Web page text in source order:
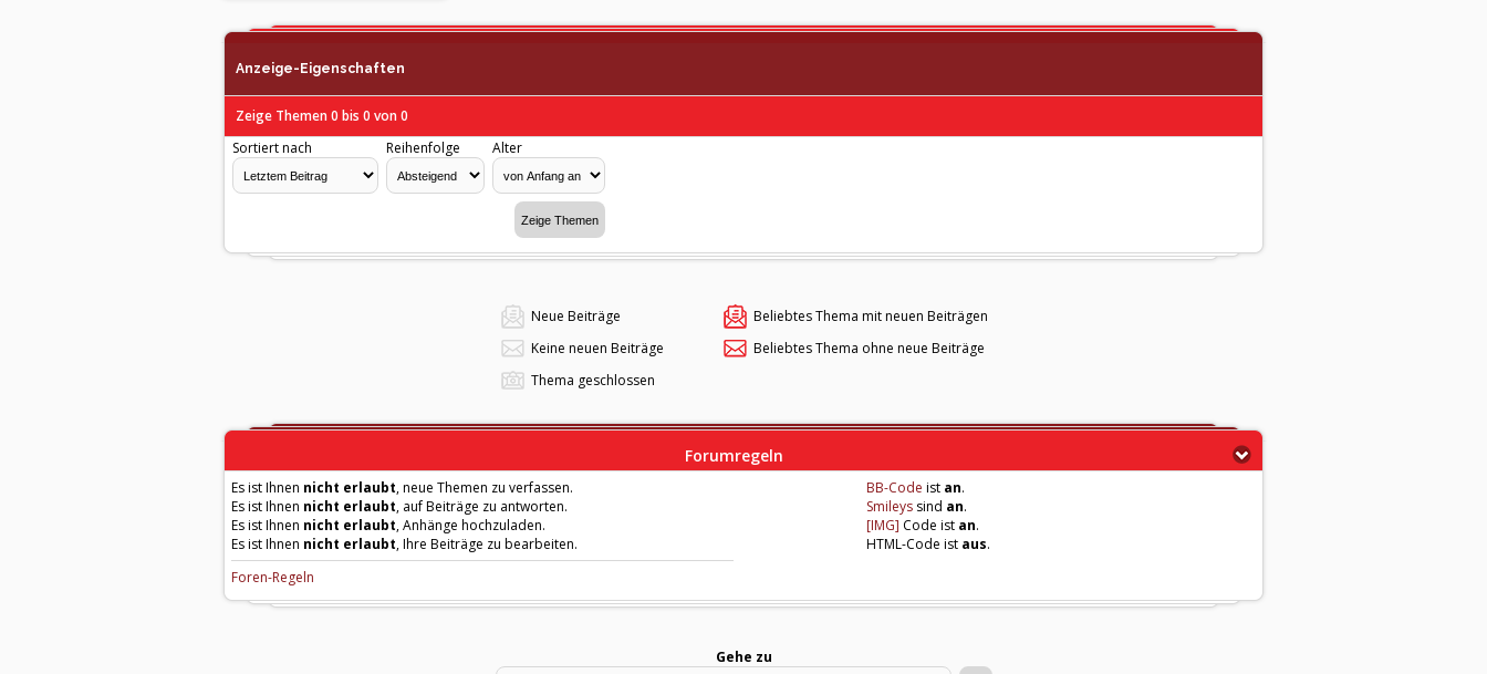
Anzeige-Eigenschaften
Zeige Themen 0 bis 0 von 0
Sortiert nach
Reihenfolge Alter
Neue Beiträge
Beliebtes Thema mit neuen Beiträgen
Keine neuen Beiträge
Beliebtes Thema ohne neue Beiträge
Thema geschlossen
Forumregeln
Es ist Ihnen nicht erlaubt, neue Themen zu verfassen.
Es ist Ihnen nicht erlaubt, auf Beiträge zu antworten.
Es ist Ihnen nicht erlaubt, Anhänge hochzuladen.
Es ist Ihnen nicht erlaubt, Ihre Beiträge zu bearbeiten.
Foren-Regeln
BB-Code ist an.
Smileys sind an.
[IMG] Code ist an.
HTML-Code ist aus.
Gehe zu